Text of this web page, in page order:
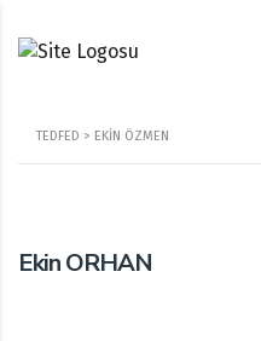
TEDFED > EKIN ÖZMEN
Ekin ORHAN